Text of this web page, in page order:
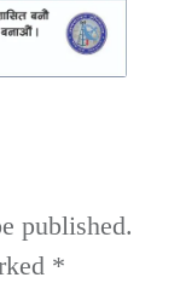
published.
*